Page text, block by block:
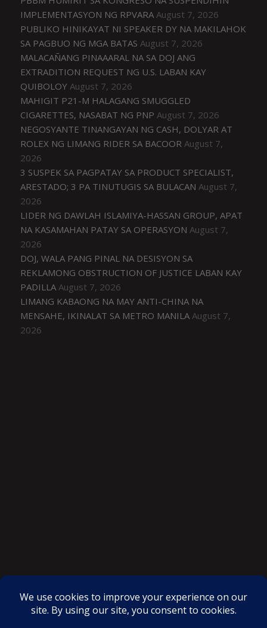
IMPLEMENTASYON NG RPVARA August 7, 2026
PUBLIKO HINIKAYAT NI SPEAKER DY NA MAKILAHOK
SA PAGBUO NG MGA BATAS August 7, 2026
MALACAÑANG PINAAARAL NA SA DOJ ANG
EXTRADITION REQUEST NG U.S. LABAN KAY
QUIBOLOY August 7, 2026
MAHIGIT P21-M HALAGANG SMUGGLED
CIGARETTES, NASABAT NG PNP August 7, 2026
NEGOSYANTE TINANGAYAN NG CASH, DOLYAR AT
ROLEX NG LIMANG RIDER SA BACOOR August 7,
2026
3 SUSPEK SA PAGPATAY SA PRODUCT SPECIALIST,
ARESTADO; 3 PA TINUTUGIS SA BULACAN August 7,
2026
LIDER NG DAWLAH ISLAMIYA-HASSAN GROUP, APAT
NA KASAMAHAN PATAY SA OPERASYON August 7,
2026
DOJ, WALA PANG PINAL NA DESISYON SA
REKLAMONG OBSTRUCTION OF JUSTICE LABAN KAY
PADILLA August 7, 2026
LIMANG KABAONG NA MAY ANTI-CHINA NA
MENSAHE, IKINALAT SA METRO MANILA August 7,
2026